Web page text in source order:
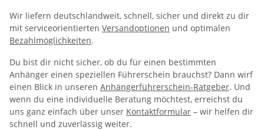
Wir liefern deutschlandweit, schnell, sicher und direkt zu dir
mit serviceorientierten Versandoptionen und optimalen
Bezahlmöglichkeiten.
Du bist dir nicht sicher, ob du für einen bestimmten
Anhänger einen speziellen Führerschein brauchst? Dann wirf
einen Blick in unseren Anhängerführerschein-Ratgeber. Und
wenn du eine individuelle Beratung möchtest, erreichst du
uns ganz einfach über unser Kontaktformular – wir helfen dir
schnell und zuverlässig weiter.